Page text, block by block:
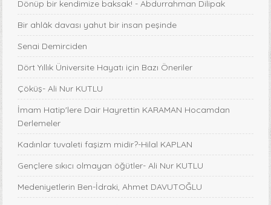
Dönüp bir kendimize baksak! - Abdurrahman Dilipak
Bir ahlâk davası yahut bir insan peşinde
Senai Demirciden
Dört Yıllık Üniversite Hayatı için Bazı Öneriler
Çöküş- Ali Nur KUTLU
İmam Hatip'lere Dair Hayrettin KARAMAN Hocamdan
Derlemeler
Kadınlar tuvaleti faşizm midir?-Hilal KAPLAN
Gençlere sıkıcı olmayan öğütler- Ali Nur KUTLU
Medeniyetlerin Ben-İdraki, Ahmet DAVUTOĞLU